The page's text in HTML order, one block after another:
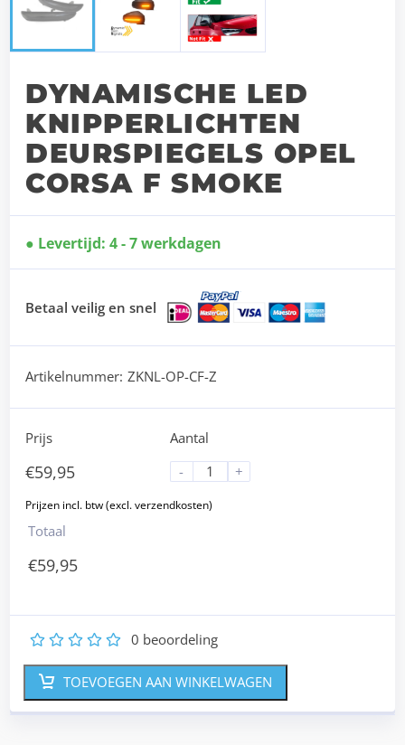
DYNAMISCHE LED
KNIPPERLICHTEN
DEURSPIEGELS OPEL
CORSA F SMOKE
Levertijd: 4 - 7 werkdagen
Betaal veilig en snel
Artikelnummer: ZKNL-OP-CF-Z
Prijs
€59,95
Aantal
-
+
Totaal
€59,95
5
4
3
2 0 beoordeling
TOEVOEGEN AAN WINKELWAGEN